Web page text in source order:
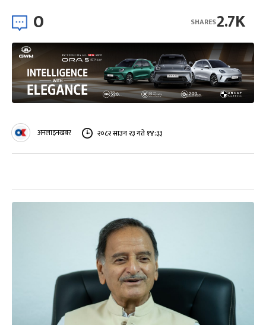
0 2.7K
SHARES
अनलाइनखबर २०८२ साउन २३ गते १४:३३